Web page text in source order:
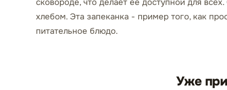
сковороде, что делает её доступной для
хлебом. Эта запеканка - пример того, как
питательное блюдо.
Уже